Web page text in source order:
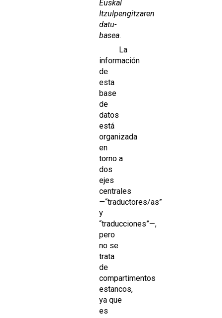
Euskal
Itzulpengitzaren
datu-
basea.
La
información
de
esta
base
de
datos
está
organizada
en
torno a
dos
ejes
centrales
—“traductores/as”
y
“traducciones”—,
pero
no se
trata
de
compartimentos
estancos,
ya que
es